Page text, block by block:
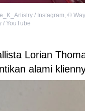
/ Instagram, ©
/ YouTube
Lorian
alami